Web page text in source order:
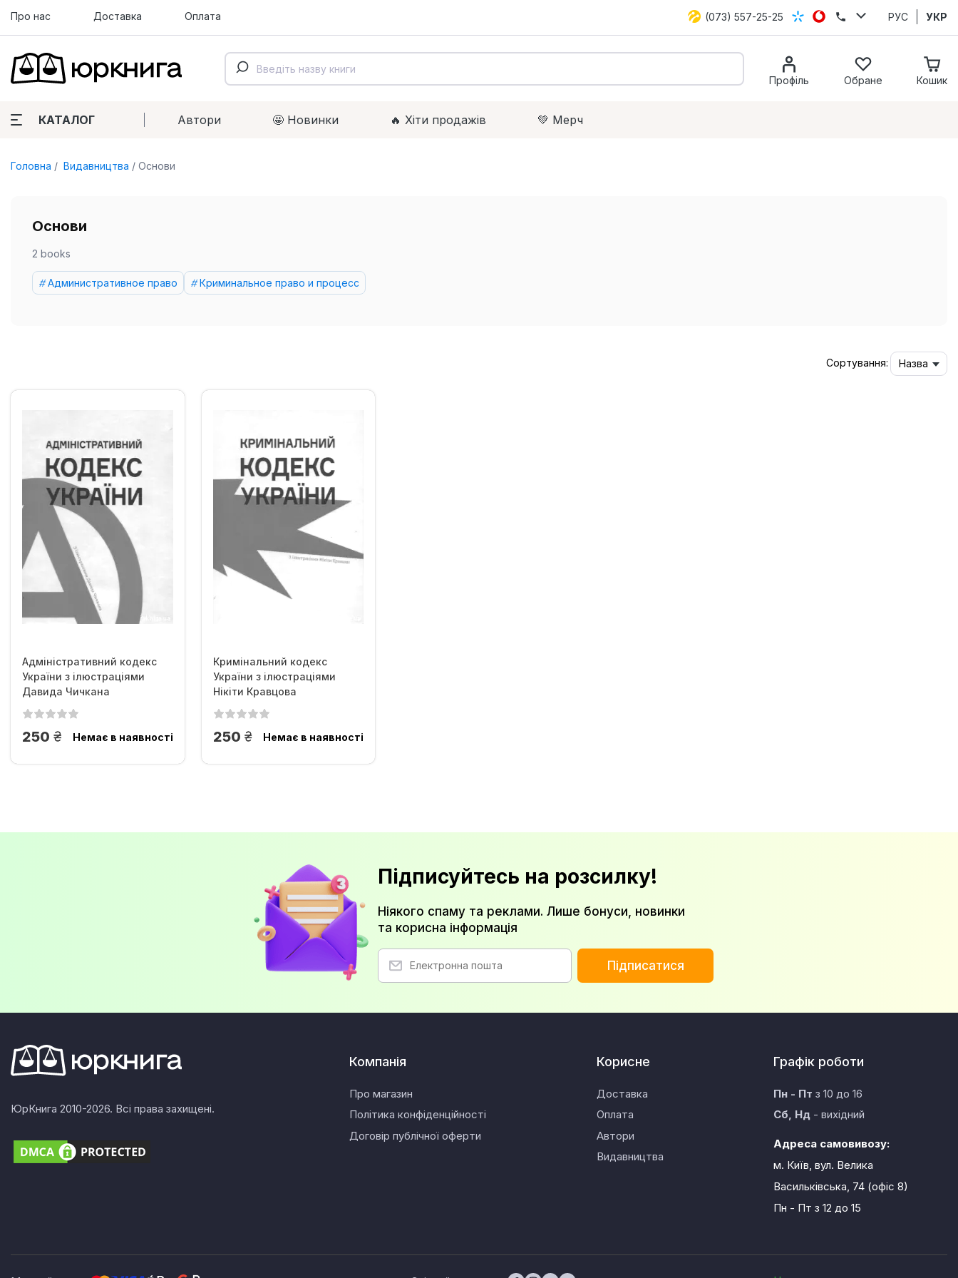
Про нас Доставка Оплата (073) 557-25-25 РУС УКР
Профіль Обране Кошик
КАТАЛОГ Автори 🤩 Новинки 🔥 Xіти продажів 💚 Мерч
Головна Видавництва Основи
Основи
2 books
Административное право Криминальное право и процесс
Сортування: Назва
Адміністративний кодекс
України з ілюстраціями
Давида Чичкана
250 грн.Немає в наявності
Кримінальний кодекс
України з ілюстраціями
Нікіти Кравцова
250 грн.Немає в наявності
Підписуйтесь на розсилку!
Ніякого спаму та реклами. Лише бонуси, новинки
та корисна інформація
Підписатися
ЮрКнига 2010-2026. Всі права захищені.
Компанія
Про магазин
Політика конфіденційності
Договір публічної оферти
Корисне
Доставка
Оплата
Автори
Видавництва
Графік роботи
Пн - Пт з 10 до 16
Сб, Нд- вихідний
Адреса самовивозу:
м. Київ, вул. Велика
Васильківська, 74 (офіс 8)
Пн - Пт з 12 до 15